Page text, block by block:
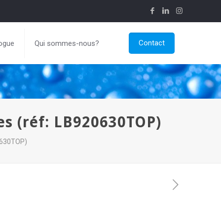
Qui sommes-nous? Contact
(réf: LB920630TOP)